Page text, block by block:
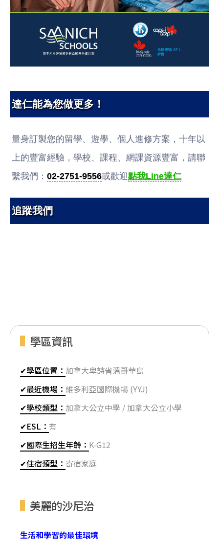
達仁能為您做更多！
量身訂製您的留學、遊學、個人進修方案，十年以
上的豐富經驗，學校、課程、網課資源豐富，請聯
繫我們：02-2751-9556或歡迎點我Line達仁
追蹤我們
學區資訊
✔學區位置： 加拿大卑詩省溫哥華島
✔最近機場： 維多利亞國際機場 (YYJ)
✔學校類型： 加拿大公立中學 / 加拿大公立小學
✔ESL： 有
✔國際生招生年齡： K-G12
✔住宿類型： 寄宿家庭
美麗的沙尼治
生活和學習的最佳環境